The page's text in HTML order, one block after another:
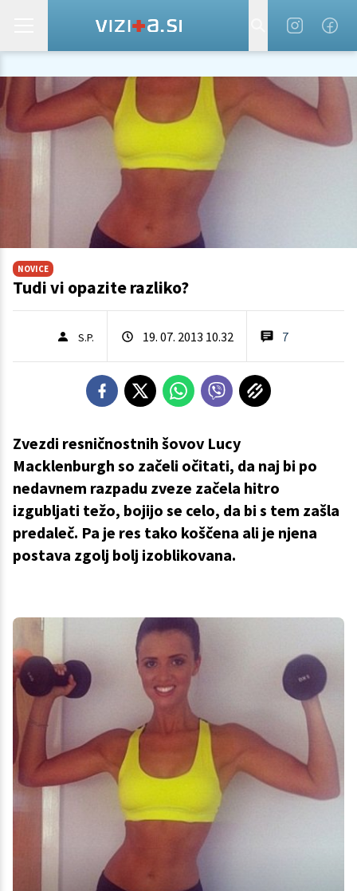
NOVICE
Tudi vi opazite razliko?
S.P. 19. 07. 2013 10.32 7
Zvezdi resničnostnih šovov Lucy
Macklenburgh so začeli očitati, da naj bi po
nedavnem razpadu zveze začela hitro
izgubljati težo, bojijo se celo, da bi s tem zašla
predaleč. Pa je res tako koščena ali je njena
postava zgolj bolj izoblikovana.